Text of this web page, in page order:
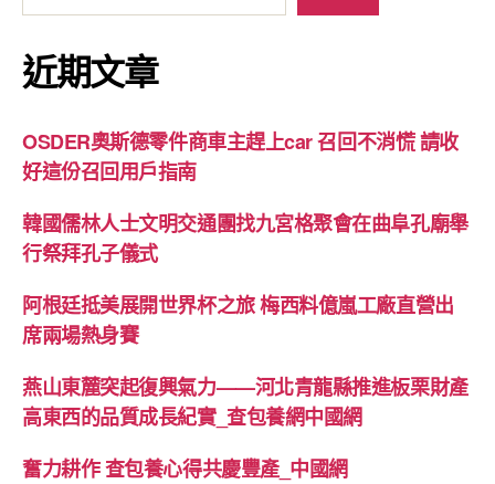
近期文章
OSDER奧斯德零件商車主趕上car 召回不消慌 請收
好這份召回用戶指南
韓國儒林人士文明交通團找九宮格聚會在曲阜孔廟舉
行祭拜孔子儀式
阿根廷抵美展開世界杯之旅 梅西料億嵐工廠直營出
席兩場熱身賽
燕山東麓突起復興氣力——河北青龍縣推進板栗財產
高東西的品質成長紀實_查包養網中國網
奮力耕作 查包養心得共慶豐產_中國網